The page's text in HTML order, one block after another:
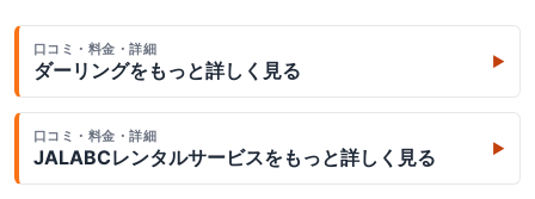
口コミ・料金・詳細
ダーリングをもっと詳しく見る ▶
口コミ・料金・詳細
JALABCレンタルサービスをもっと詳しく見る ▶